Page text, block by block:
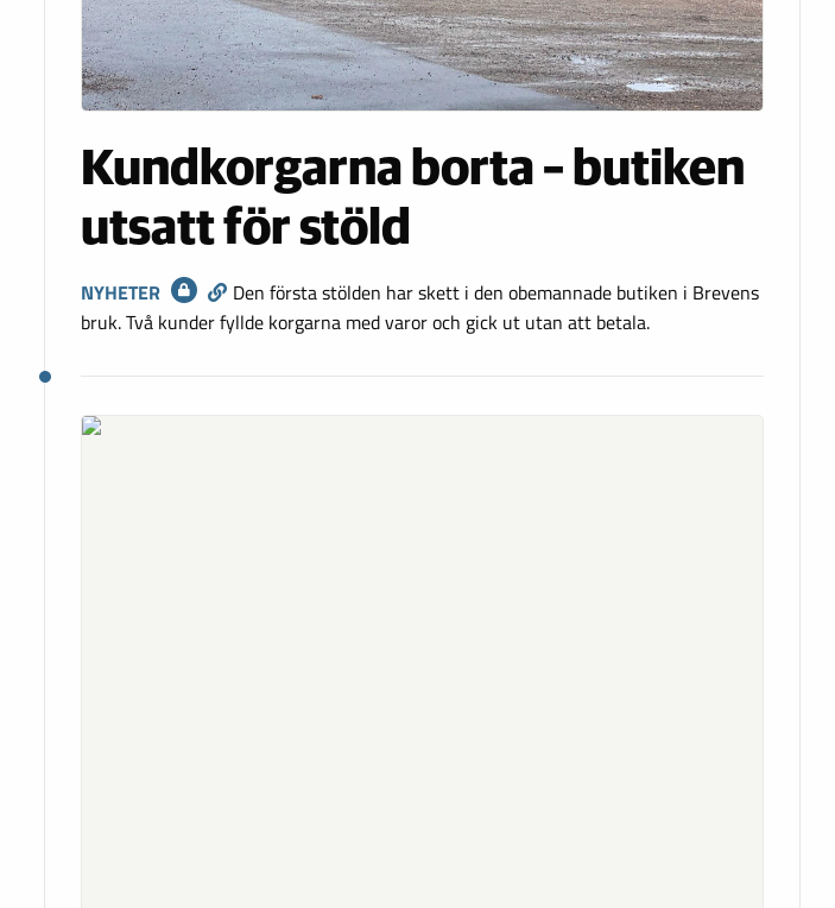
Kundkorgarna borta – butiken
utsatt för stöld
NYHETER
Den första stölden har skett i den obemannade butiken i Brevens
bruk. Två kunder fyllde korgarna med varor och gick ut utan att betala.